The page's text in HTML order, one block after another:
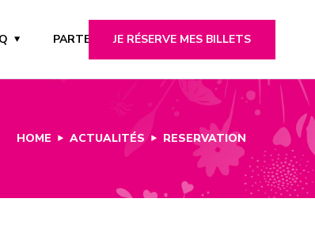
PARTENAIRESJE RÉSERVE MES BILLETS
HOME ACTUALITÉS RESERVATION